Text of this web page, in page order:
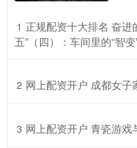
1 正规配资十大排名 奋进
五”（四）：车间里的“智变
2 网上配资开户 成都女子
3 网上配资开户 青瓷游